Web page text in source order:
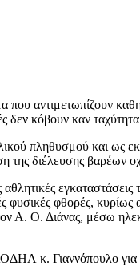
αντιμετωπίζουν
κόβουν καν ταχύτητα
πληθυσμού και ως
της διέλευσης
εγκαταστάσεις
φθορές, κυρίως
τον Α. Ο. Διάνας,
Γιαννόπουλο για